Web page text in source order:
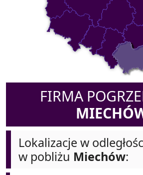
FIRMA
Lokalizacje w
w pobliżu Miechów: